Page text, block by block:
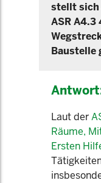
stellt sich
ASR A4.3
Baustelle
Laut der
Räume,
Ersten